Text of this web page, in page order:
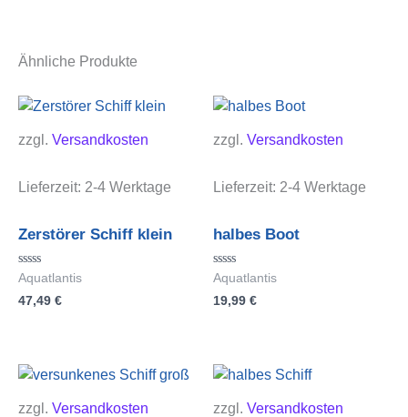
Ähnliche Produkte
zzgl. Versandkosten
Lieferzeit: 2-4 Werktage
Zerstörer Schiff klein
Bewertet
mit
0
Aquatlantis
47,49 €
zzgl. Versandkosten
Lieferzeit: 2-4 Werktage
halbes Boot
Bewertet
mit
0
Aquatlantis
19,99 €
zzgl. Versandkosten zzgl. Versandkosten